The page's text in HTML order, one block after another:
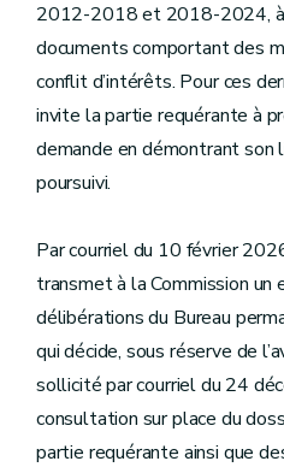
2012-2018 et 2018-2024, à
documents comportant des
conflit d’intérêts. Pour ces
invite la partie requérante à
demande en démontrant son
poursuivi.
Par courriel du 10 février
transmet à la Commission
délibérations du Bureau
qui décide, sous réserve de
sollicité par courriel du 24
consultation sur place du
partie requérante ainsi que